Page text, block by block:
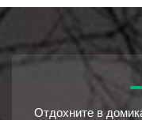
Отдохните в